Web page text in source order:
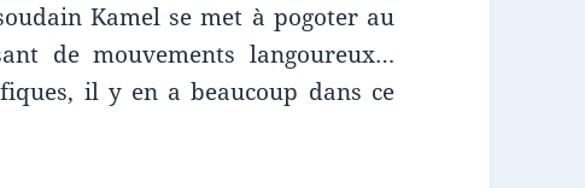
Kamel se met à pogoter au
de mouvements langoureux…
il y en a beaucoup dans ce